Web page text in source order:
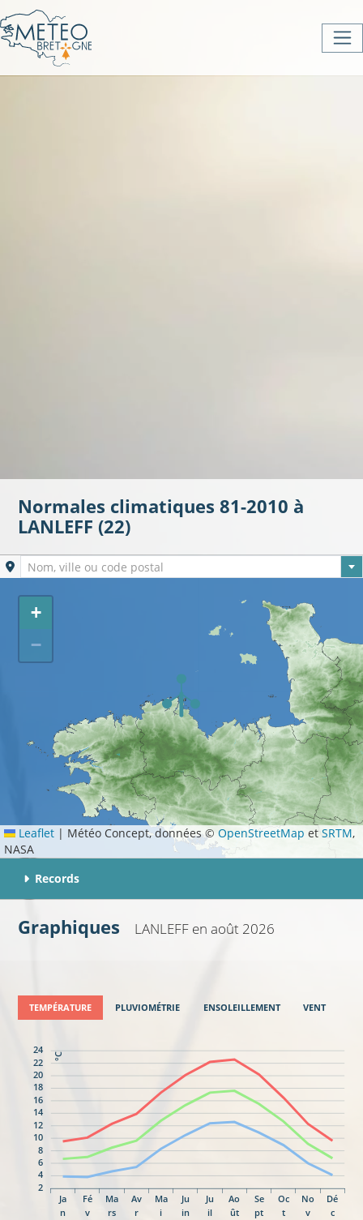
Normales climatiques 81-2010 à
LANLEFF (22)
Ville sélectionnée
Nom, ville ou code postal
+
−
Leaflet | Météo Concept, données ©OpenStreetMap etSRTM,
NASA
Records
Graphiques LANLEFF en août 2026
TEMPÉRATURE PLUVIOMÉTRIE ENSOLEILLEMENT VENT
Ja
n
Fé
v
Ma
rs
Av
r
Ma
i
Ju
in
Ju
il
Ao
ût
Se
pt
Oc
t
No
v
Dé
c
°C
2
4
6
8
10
12
14
16
18
20
22
24